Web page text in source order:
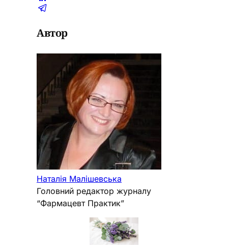
Автор
Наталія Малішевська
Головний редактор журналу
“Фармацевт Практик”